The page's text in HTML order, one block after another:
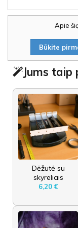
Apie
Būkite
Jums
Dėžutė su
skyreliais
6,20 €